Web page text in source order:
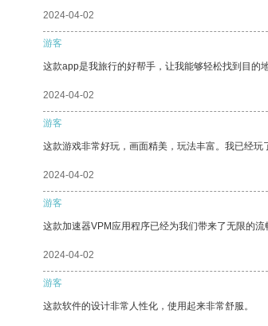
2024-04-02
游客
这款app是我旅行的好帮手，让我能够轻松找到目的
2024-04-02
游客
这款游戏非常好玩，画面精美，玩法丰富。我已经玩
2024-04-02
游客
这款加速器VPM应用程序已经为我们带来了无限的流
2024-04-02
游客
这款软件的设计非常人性化，使用起来非常舒服。